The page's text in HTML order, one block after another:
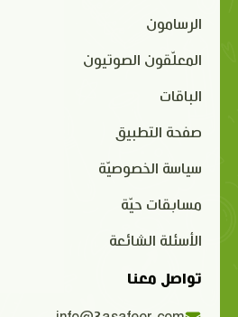
الرسامون
المعلّقون الصوتيون
الباقات
صفحة التطبيق
سياسة الخصوصيّة
مسابقات حيّة
الأسئلة الشائعة
تواصل معنا